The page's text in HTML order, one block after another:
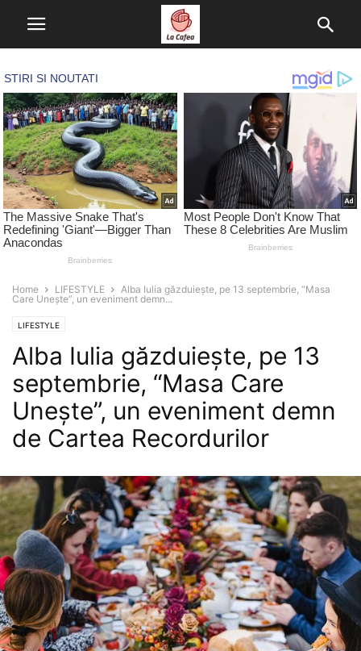
Home LIFESTYLE
Alba Iulia găzduiește, pe 13 septembrie, “Masa
Care Unește”, un eveniment demn...
LIFESTYLE
Alba Iulia găzduiește, pe 13
septembrie, “Masa Care
Unește”, un eveniment demn
de Cartea Recordurilor